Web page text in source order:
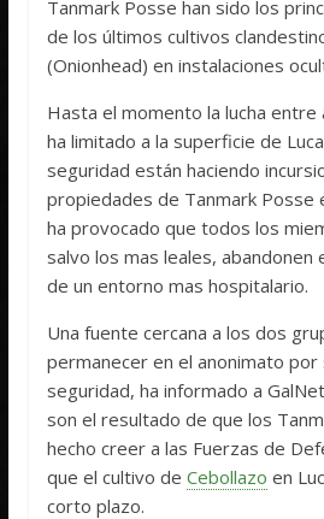
Tanmark Posse han sido los
de los últimos cultivos
(Onionhead) en instalaciones
Hasta el momento la lucha entre
ha limitado a la superficie de
seguridad están haciendo
propiedades de Tanmark Posse
ha provocado que todos los
salvo los mas leales, abandonen
de un entorno mas hospitalario.
Una fuente cercana a los dos
permanecer en el anonimato por
seguridad, ha informado a
son el resultado de que los
hecho creer a las Fuerzas de
que el cultivo deCebollazo en
corto plazo.